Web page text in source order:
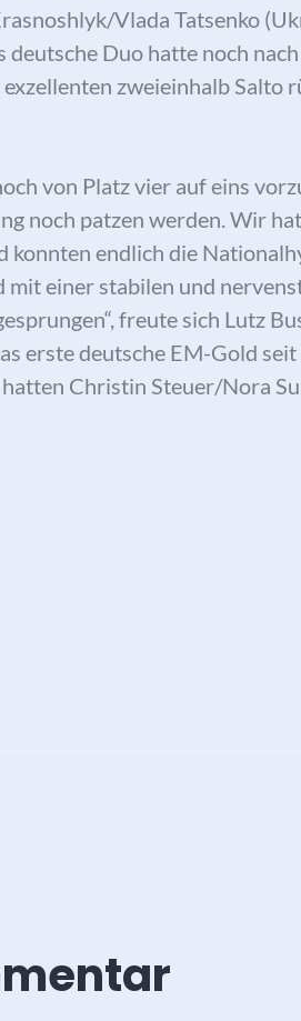
Vlada Tatsenko
Duo hatte noch
zweieinhalb
von Platz vier auf eins
noch patzen werden. Wir
endlich die
einer stabilen und
freute sich Lutz
erste deutsche EM-Gold seit
Christin Steuer/Nora